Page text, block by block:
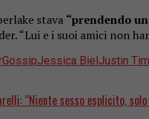
stava “prendendo
“Lui e i suoi amici non
GossipJessica Biel Justin
“Niente sesso esplicito,